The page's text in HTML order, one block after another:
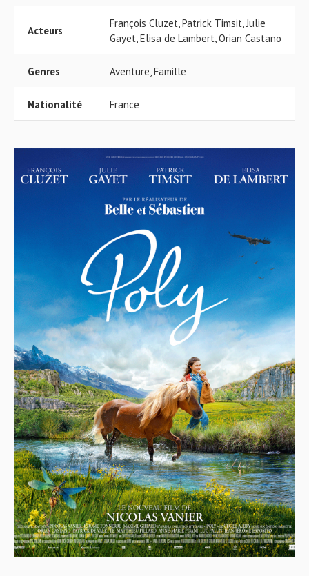
Acteurs
François Cluzet, Patrick Timsit, Julie
Gayet, Elisa de Lambert, Orian Castano
Genres Aventure, Famille
Nationalité France